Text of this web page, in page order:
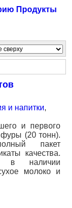
Продукты
и напитки,
и первого
(20 тонн).
пакет
качества.
в наличии
молоко и